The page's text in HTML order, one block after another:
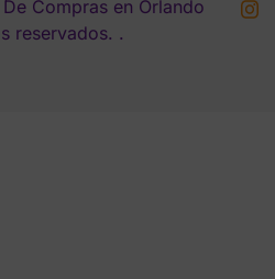
Compras en Orlando
reservados. .